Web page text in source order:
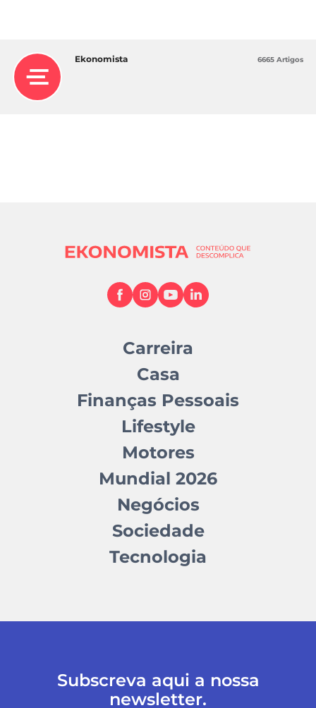
Ekonomista 6665 Artigos
Carreira
Casa
Finanças Pessoais
Lifestyle
Motores
Mundial 2026
Negócios
Sociedade
Tecnologia
Subscreva aqui a nossa
newsletter.